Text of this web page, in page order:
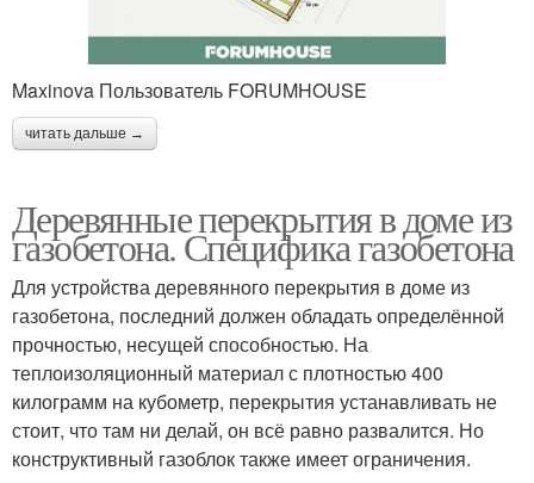
Maxinova Пользователь FORUMHOUSE
читать дальше →
Деревянные перекрытия в доме из
газобетона. Специфика газобетона
Для устройства деревянного перекрытия в доме из
газобетона, последний должен обладать определённой
прочностью, несущей способностью. На
теплоизоляционный материал с плотностью 400
килограмм на кубометр, перекрытия устанавливать не
стоит, что там ни делай, он всё равно развалится. Но
конструктивный газоблок также имеет ограничения.